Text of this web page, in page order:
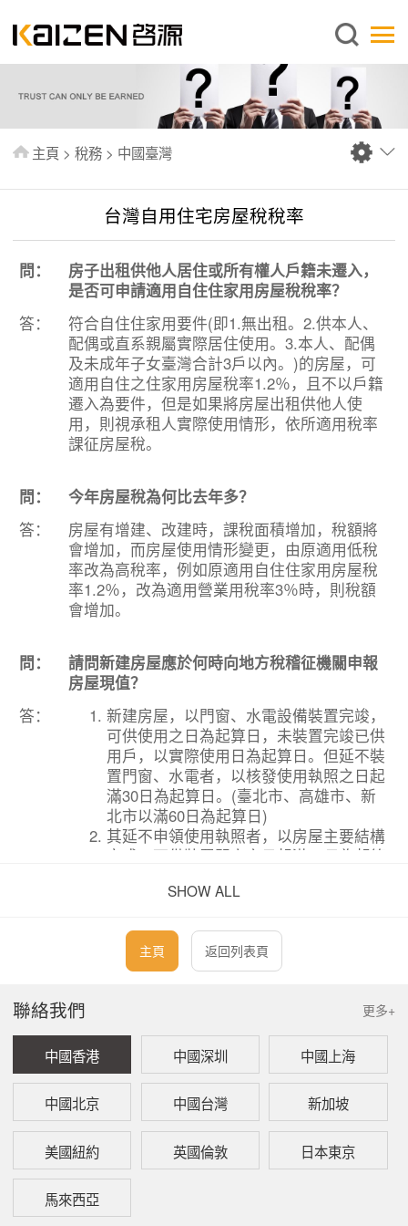
繁體中文
關於啓源
服務範圍
出版刊物
常見問題
聯絡我們
主頁 > 稅務 > 中國臺灣
台灣自用住宅房屋稅稅率
問：
房子出租供他人居住或所有權人戶籍未遷入，
是否可申請適用自住住家用房屋稅稅率？
答：
符合自住住家用要件(即1.無出租。2.供本人、
配偶或直系親屬實際居住使用。3.本人、配偶
及未成年子女臺灣合計3戶以內。)的房屋，可
適用自住之住家用房屋稅率1.2％，且不以戶籍
遷入為要件，但是如果將房屋出租供他人使
用，則視承租人實際使用情形，依所適用稅率
課征房屋稅。
問：
今年房屋稅為何比去年多？
答：
房屋有增建、改建時，課稅面積增加，稅額將
會增加，而房屋使用情形變更，由原適用低稅
率改為高稅率，例如原適用自住住家用房屋稅
率1.2％，改為適用營業用稅率3％時，則稅額
會增加。
問：
請問新建房屋應於何時向地方稅稽征機關申報
房屋現值？
答：
新建房屋，以門窗、水電設備裝置完竣，
可供使用之日為起算日，未裝置完竣已供
用戶，以實際使用日為起算日。但延不裝
置門窗、水電者，以核發使用執照之日起
滿30日為起算日。(臺北市、高雄市、新
北市以滿60日為起算日)
其延不申領使用執照者，以房屋主要結構
完成，可供裝置門窗之日起滿30日為起算
使用執照者，以房屋主要結構完成120日
增建、改建房屋，以增、改建完成可供使
用之日起為起算日。
問：
房屋課稅面積中部分供作住家使用，應如何計
答：
依房屋稅條例第5條第1項第3款規定：「房屋同
時作住家及非住家用者，應以實際使用面積，
分別按住家用及非住家用稅率，課征房屋稅。
但非住家用者課稅面積最低不得少於全部面積
六分之一。」即非住家使用部分面積超過六分
之一者，按實際使用面積計課，其未達全部面
積六分之一者，以六分之一為準，分別按住家
用或非住家用稅率課征房屋稅。
SHOW ALL
主頁 返回列表頁
更多+
聯絡我們
中國香港 中國深圳 中國上海
中國北京 中國台灣 新加坡
美國紐約 英國倫敦 日本東京
馬來西亞